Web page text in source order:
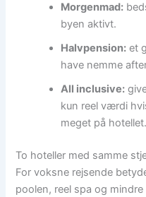
Morgenmad:
byen aktivt.
Halvpension: et
have nemme
All inclusive:
kun reel værdi
meget på hotellet.
To hoteller med samme
For voksne rejsende
poolen, reel spa og